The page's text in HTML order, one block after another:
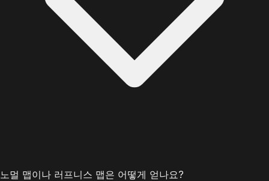
노멀 맵이나 러프니스 맵은 어떻게 얻나요?